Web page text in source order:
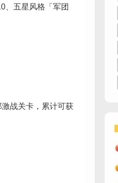
、五星风格「军团
战关卡，累计可获